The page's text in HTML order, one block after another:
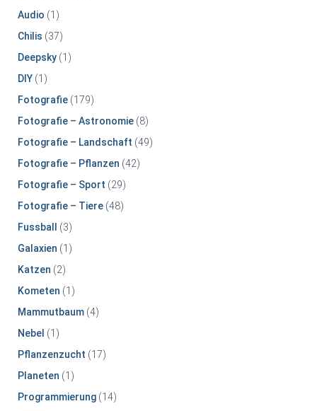
Audio (1)
Chilis (37)
Deepsky (1)
DIY (1)
Fotografie (179)
Fotografie – Astronomie (8)
Fotografie – Landschaft (49)
Fotografie – Pflanzen (42)
Fotografie – Sport (29)
Fotografie – Tiere (48)
Fussball
(3)
Galaxien (1)
Katzen (2)
Kometen (1)
Mammutbaum (4)
Nebel (1)
Pflanzenzucht (17)
Planeten (1)
Programmierung (14)